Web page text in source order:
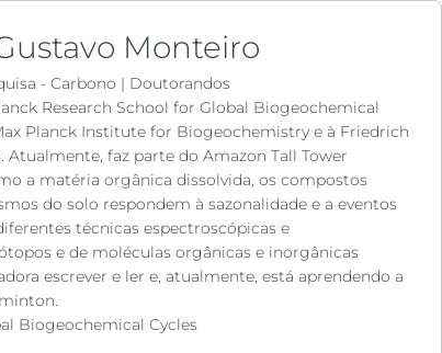
Monteiro
- Carbono | Doutorandos
Research School for Global Biogeochemical
Planck Institute for Biogeochemistry e à Friedrich
Atualmente, faz parte do Amazon Tall Tower
a matéria orgânica dissolvida, os compostos
do solo respondem à sazonalidade e a eventos
técnicas espectroscópicas e
e de moléculas orgânicas e inorgânicas
escrever e ler e, atualmente, está aprendendo a
Biogeochemical Cycles